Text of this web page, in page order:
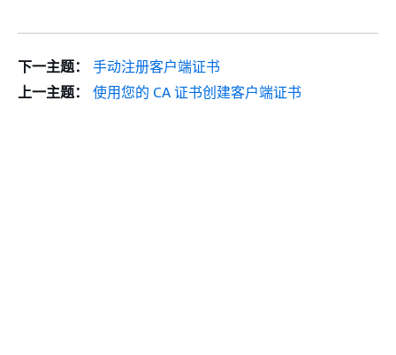
下一主题：
手动注册客户端证书
上一主题：
使用您的 CA 证书创建客户端证书